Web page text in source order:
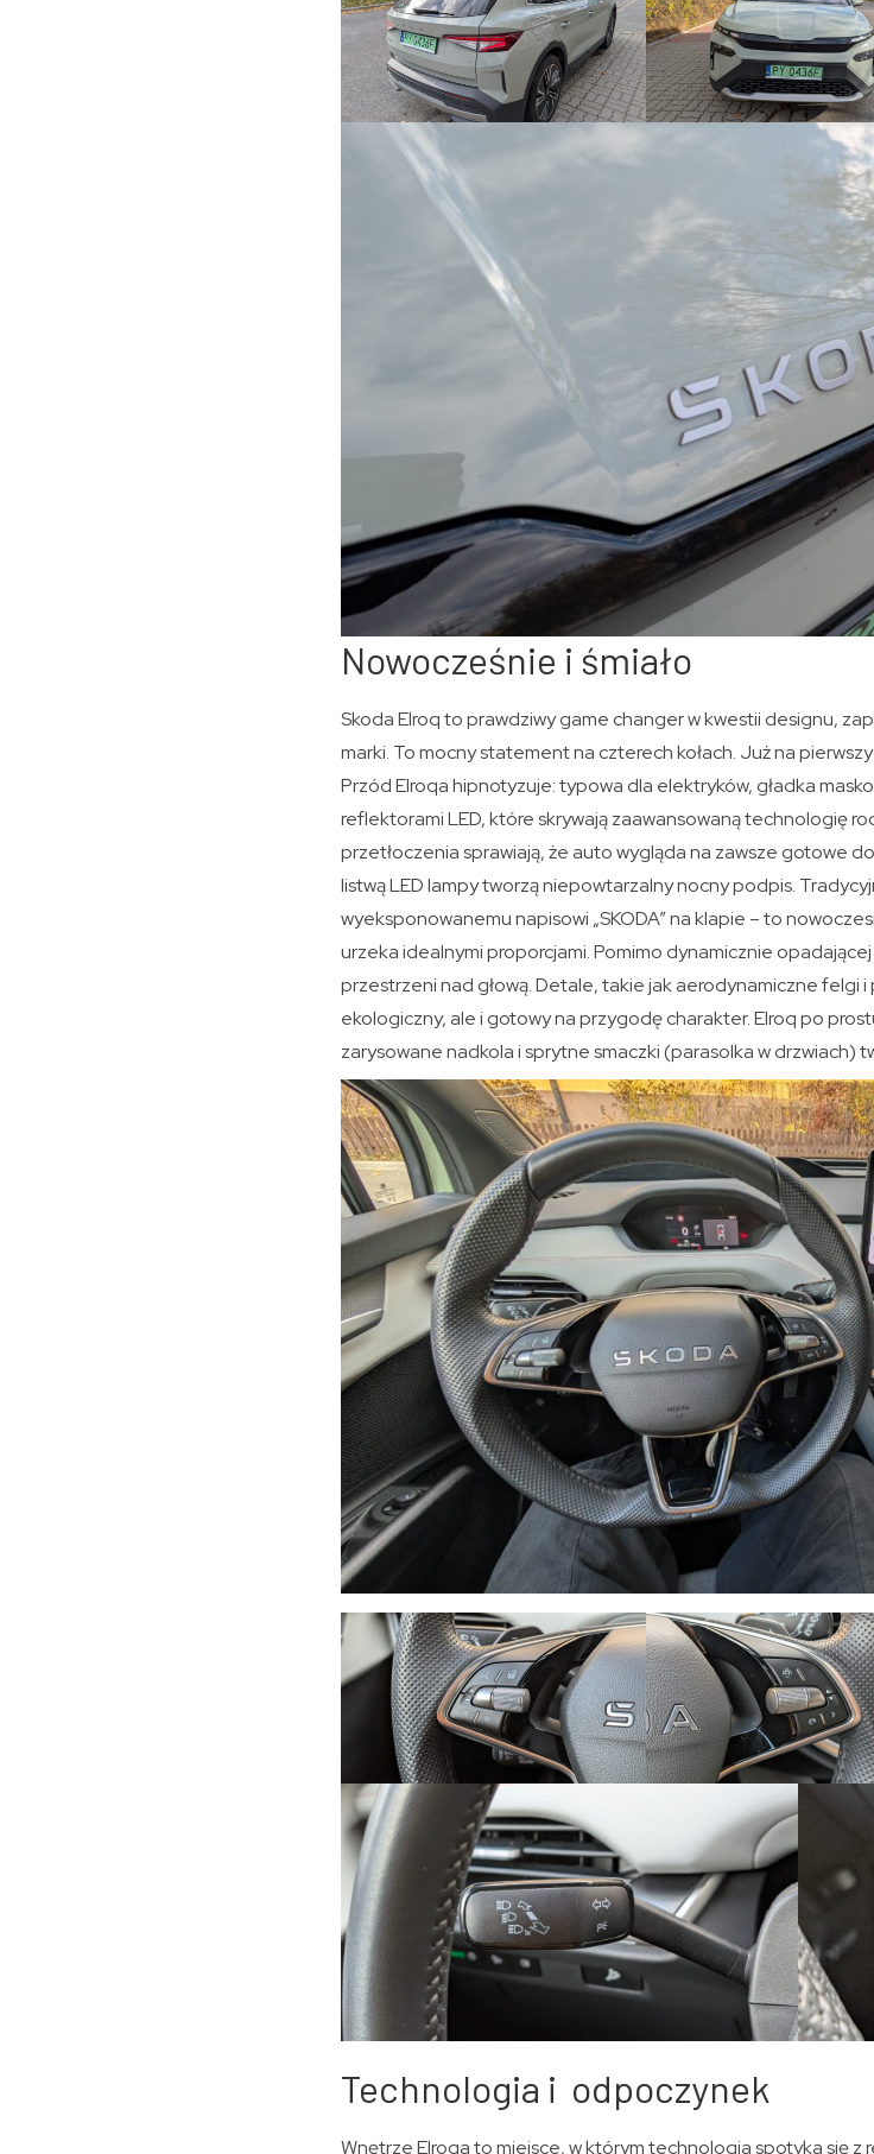
Nowocześnie i śmiało
Skoda Elroq to prawdziwy game changer w kwestii designu,
marki. To mocny statement na czterech kołach. Już na
Przód Elroqa hipnotyzuje: typowa dla elektryków, gładka
reflektorami LED, które skrywają zaawansowaną technologię
przetłoczenia sprawiają, że auto wygląda na zawsze gotowe
listwą LED lampy tworzą niepowtarzalny nocny podpis.
wyeksponowanemu napisowi „SKODA” na klapie – to
urzeka idealnymi proporcjami. Pomimo dynamicznie
przestrzeni nad głową. Detale, takie jak aerodynamiczne felgi
ekologiczny, ale i gotowy na przygodę charakter. Elroq po
zarysowane nadkola i sprytne smaczki (parasolka w drzwiach)
Technologia i odpoczynek
Wnętrze Elroqa to miejsce, w którym technologia spotyka się z